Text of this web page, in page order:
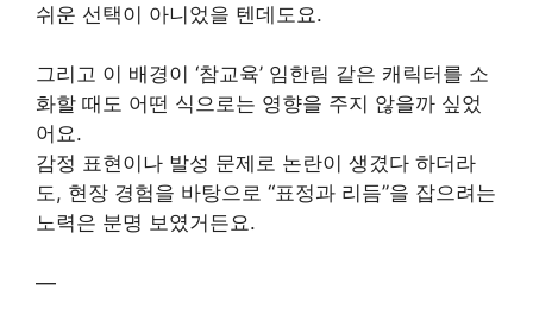
쉬운 선택이 아니었을 텐데도요.
그리고 이 배경이 ‘참교육’ 임한림 같은 캐릭터를 소
화할 때도 어떤 식으로는 영향을 주지 않을까 싶었
어요.
감정 표현이나 발성 문제로 논란이 생겼다 하더라
도, 현장 경험을 바탕으로 “표정과 리듬”을 잡으려는
노력은 분명 보였거든요.
—